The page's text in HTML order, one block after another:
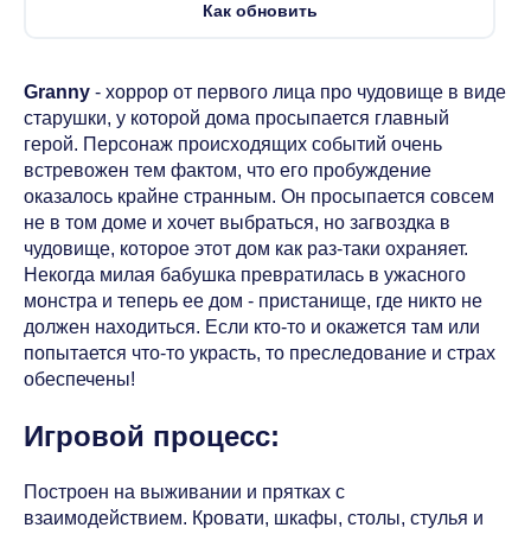
Как обновить
Granny - хоррор от первого лица про чудовище в виде
старушки, у которой дома просыпается главный
герой. Персонаж происходящих событий очень
встревожен тем фактом, что его пробуждение
оказалось крайне странным. Он просыпается совсем
не в том доме и хочет выбраться, но загвоздка в
чудовище, которое этот дом как раз-таки охраняет.
Некогда милая бабушка превратилась в ужасного
монстра и теперь ее дом - пристанище, где никто не
должен находиться. Если кто-то и окажется там или
попытается что-то украсть, то преследование и страх
обеспечены!
Игровой процесс:
Построен на выживании и прятках с
взаимодействием. Кровати, шкафы, столы, стулья и